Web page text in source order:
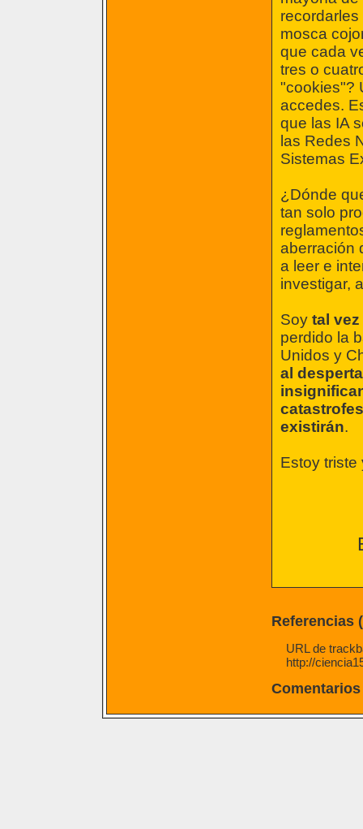
mosca
que cada
tres o
"cookies"?
accedes.
que las IA
las Redes
Sistemas
¿Dónde
tan solo
aberración
a leer e
investigar,
Soy tal
perdido la
Unidos y
al
existirán.
Estoy triste
Referencias
URL de
http://
Comentarios